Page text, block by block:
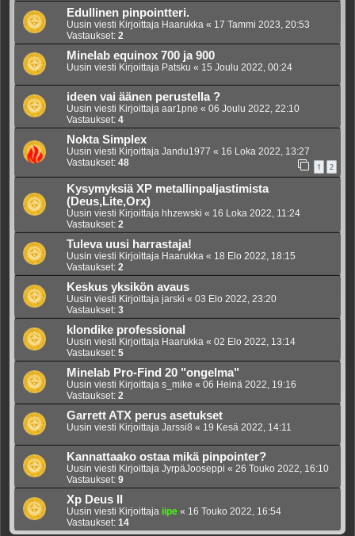
Edullinen pinpointteri.
Uusin viesti Kirjoittaja Haarukka « 17 Tammi 2023, 20:53
Vastaukset: 2
Minelab equinox 700 ja 900
Uusin viesti Kirjoittaja Patsku « 15 Joulu 2022, 00:24
ideen vai äänen perustella ?
Uusin viesti Kirjoittaja aar1pne « 06 Joulu 2022, 22:10
Vastaukset: 4
Nokta Simplex
Uusin viesti Kirjoittaja Jandu1977 « 16 Loka 2022, 13:27
Vastaukset: 48 1 2
Kysymyksiä XP metallinpaljastimista
(Deus,Lite,Orx)
Uusin viesti Kirjoittaja hhzewski « 16 Loka 2022, 11:24
Vastaukset: 2
Tuleva uusi harrastaja!
Uusin viesti Kirjoittaja Haarukka « 18 Elo 2022, 18:15
Vastaukset: 2
Keskus yksikön avaus
Uusin viesti Kirjoittaja jarski « 03 Elo 2022, 23:20
Vastaukset: 3
klondike professional
Uusin viesti Kirjoittaja Haarukka « 02 Elo 2022, 13:14
Vastaukset: 5
Minelab Pro-Find 20 "ongelma"
Uusin viesti Kirjoittaja s_mike « 06 Heinä 2022, 19:16
Vastaukset: 2
Garrett ATX perus asetukset
Uusin viesti Kirjoittaja Jarssi8 « 19 Kesä 2022, 14:11
Kannattaako ostaa mikä pinpointer?
Uusin viesti Kirjoittaja JyrpäJooseppi « 26 Touko 2022, 16:10
Vastaukset: 9
Xp Deus II
Uusin viesti Kirjoittaja iipe « 16 Touko 2022, 16:54
Vastaukset: 14